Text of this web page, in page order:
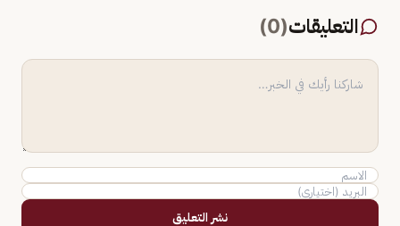
التعليقات(
0
)
نشر التعليق